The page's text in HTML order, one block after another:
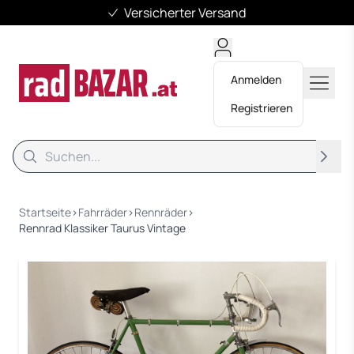
Versicherter Versand
Anmelden
Registrieren
Suche
Startseite›Fahrräder›Rennräder›
Rennrad Klassiker Taurus Vintage